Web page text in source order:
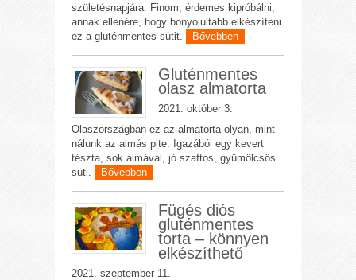
születésnapjára. Finom, érdemes kipróbálni,
annak ellenére, hogy bonyolultabb elkészíteni
ez a gluténmentes sütit.
Bővebben
Gluténmentes
olasz almatorta
2021. október 3.
Olaszországban ez az almatorta olyan, mint
nálunk az almás pite. Igazából egy kevert
tészta, sok almával, jó szaftos, gyümölcsös
süti.
Bővebben
Fügés diós
gluténmentes
torta – könnyen
elkészíthető
2021. szeptember 11.